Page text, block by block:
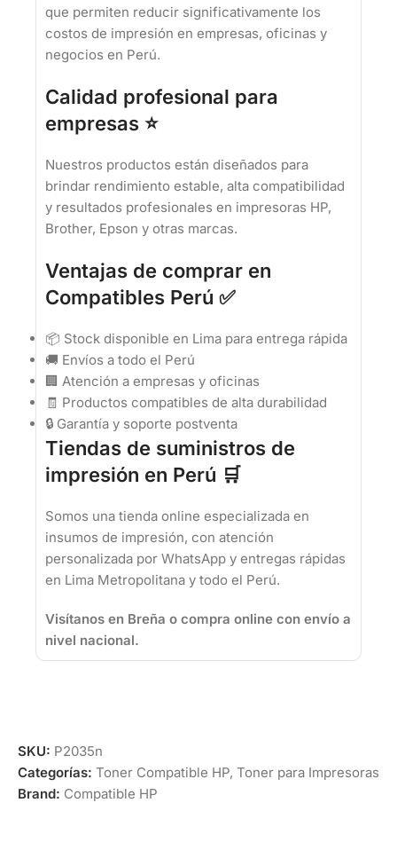
que permiten reducir significativamente los
costos de impresión en empresas, oficinas y
negocios en Perú.
Calidad profesional para
empresas ⭐
Nuestros productos están diseñados para
brindar rendimiento estable, alta compatibilidad
y resultados profesionales en impresoras HP,
Brother, Epson y otras marcas.
Ventajas de comprar en
Compatibles Perú ✅
📦 Stock disponible en Lima para entrega rápida
🚚 Envíos a todo el Perú
🏢 Atención a empresas y oficinas
🧾 Productos compatibles de alta durabilidad
🔒 Garantía y soporte postventa
Tiendas de suministros de
impresión en Perú 🛒
Somos una tienda online especializada en
insumos de impresión, con atención
personalizada por WhatsApp y entregas rápidas
en Lima Metropolitana y todo el Perú.
Visítanos en Breña o compra online con envío a
nivel nacional.
SKU: P2035n
Categorías: Toner Compatible HP, Toner para Impresoras
Brand: Compatible HP